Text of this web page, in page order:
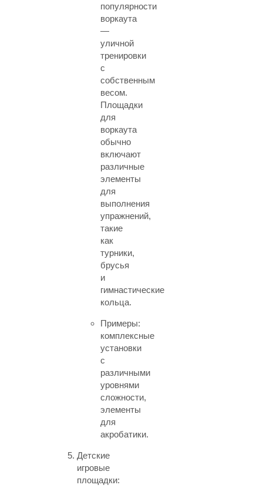
популярности
воркаута
—
уличной
тренировки
с
собственным
весом.
Площадки
для
воркаута
обычно
включают
различные
элементы
для
выполнения
упражнений,
такие
как
турники,
брусья
и
гимнастические
кольца.
Примеры:
комплексные
установки
с
различными
уровнями
сложности,
элементы
для
акробатики.
Детские
игровые
площадки: